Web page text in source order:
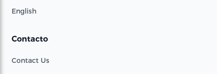
English
Contacto
Contact Us